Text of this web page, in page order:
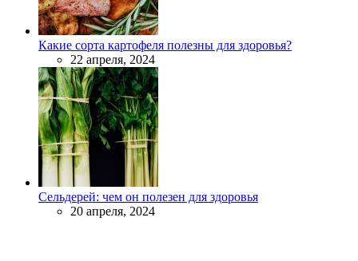
Какие сорта картофеля полезны для здоровья?
22 апреля, 2024
Сельдерей: чем он полезен для здоровья
20 апреля, 2024